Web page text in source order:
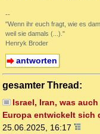
--
"Wenn ihr euch fragt, wie es
weil sie damals (...)."
Henryk Broder
antworten
gesamter Thread:
Israel, Iran, was
Europa entwickelt sich
25.06.2025, 16:17